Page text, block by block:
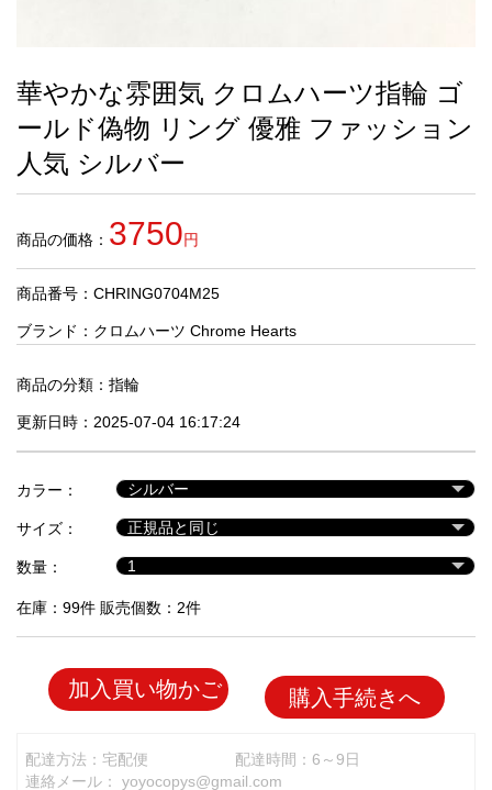
す
め
商
人
気
商
セ
ル
品
華やかな雰囲気 クロムハーツ指輪 ゴ
ールド偽物 リング 優雅 ファッション
人気 シルバー
商品の価格： 3750円
商品番号：CHRING0704M25
ブランド： クロムハーツ Chrome Hearts
商品の分類： 指輪
更新日時：2025-07-04 16:17:24
カラー：
サイズ：
数量：
在庫：99件 販売個数：2件
加入買い物かご 購入手続きへ
配達方法：宅配便
配達時間：6～9日
連絡メール： yoyocopys@gmail.com